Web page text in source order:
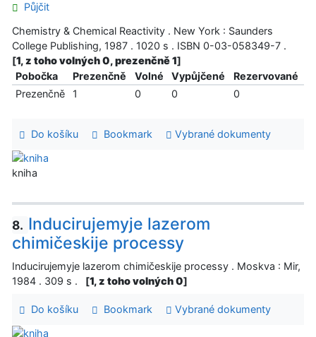
Půjčit
Chemistry & Chemical Reactivity . New York : Saunders
College Publishing, 1987 . 1020 s . ISBN 0-03-058349-7 .
[1, z toho volných 0, prezenčně 1]
Pobočka
Prezenčně Volné Vypůjčené
Rezervované
Prezenčně
1 0 0 0
Do košíku Bookmark Vybrané dokumenty
kniha
8. Inducirujemyje lazerom
chimičeskije processy
Inducirujemyje lazerom chimičeskije processy . Moskva : Mir,
1984 . 309 s .
[1, z toho volných 0]
Do košíku Bookmark Vybrané dokumenty